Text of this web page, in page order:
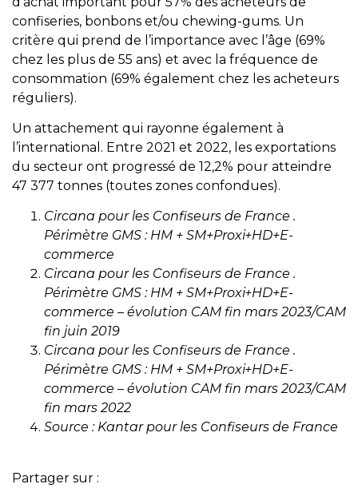
confiseries, bonbons et/ou chewing-gums. Un
critère qui prend de l’importance avec l’âge (69%
chez les plus de 55 ans) et avec la fréquence de
consommation (69% également chez les acheteurs
réguliers).
Un attachement qui rayonne également à
l’international. Entre 2021 et 2022, les exportations
du secteur ont progressé de 12,2% pour atteindre
47 377 tonnes (toutes zones confondues).
Circana pour les Confiseurs de France .
Périmètre GMS : HM + SM+Proxi+HD+E-
commerce
Circana pour les Confiseurs de France .
Périmètre GMS : HM + SM+Proxi+HD+E-
commerce – évolution CAM fin mars 2023/CAM
fin juin 2019
Circana pour les Confiseurs de France .
Périmètre GMS : HM + SM+Proxi+HD+E-
commerce – évolution CAM fin mars 2023/CAM
fin mars 2022
Source : Kantar pour les Confiseurs de France
Partager sur :